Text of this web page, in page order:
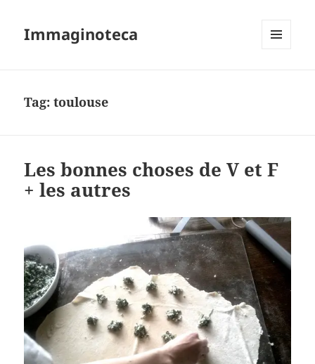
Immaginoteca
Tag:toulouse
Les bonnes choses de V et F
+ les autres